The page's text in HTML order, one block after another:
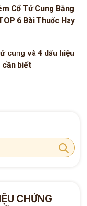
Cổ Tử Cung Bằng
6 Bài Thuốc Hay
cung và 4 dấu hiệu
cần biết
CHỨNG